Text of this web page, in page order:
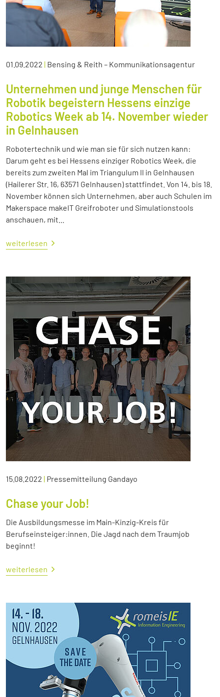
01.09.2022 | Bensing & Reith – Kommunikationsagentur
Unternehmen und junge Menschen für
Robotik begeistern Hessens einzige
Robotics Week ab 14. November wieder
in Gelnhausen
Robotertechnik und wie man sie für sich nutzen kann:
Darum geht es bei Hessens einziger Robotics Week, die
bereits zum zweiten Mal im Triangulum II in Gelnhausen
(Hailerer Str. 16, 63571 Gelnhausen) stattfindet. Von 14. bis 18.
November können sich Unternehmen, aber auch Schulen im
Makerspace makeIT Greifroboter und Simulationstools
anschauen, mit...
weiterlesen
15.08.2022 | Pressemitteilung Gandayo
Chase your Job!
Die Ausbildungsmesse im Main-Kinzig-Kreis für
Berufseinsteiger:innen. Die Jagd nach dem Traumjob
beginnt!
weiterlesen